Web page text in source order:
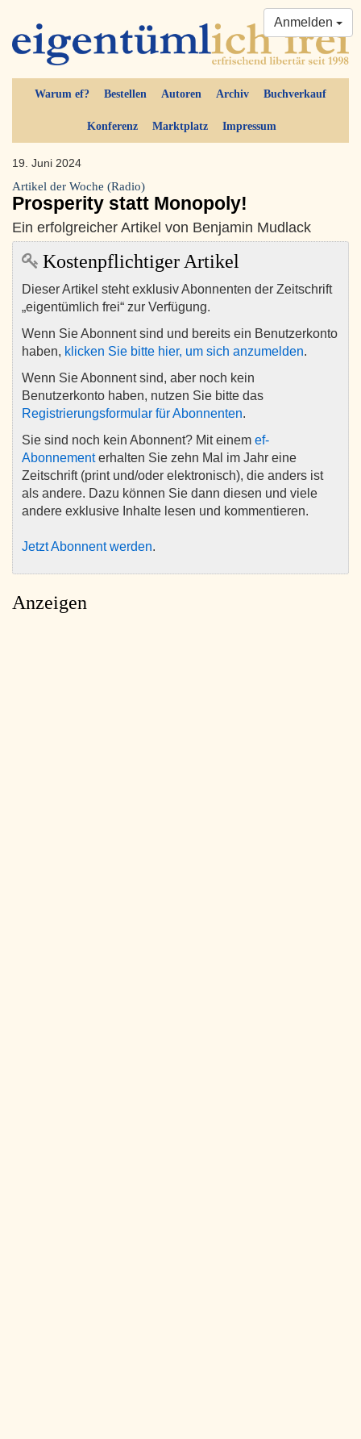
Warum ef? Bestellen Autoren Archiv Buchverkauf
Konferenz Marktplatz Impressum
Anmelden
19. Juni 2024
Artikel der Woche (Radio)
Prosperity statt Monopoly!
Ein erfolgreicher Artikel von Benjamin Mudlack
Kostenpflichtiger Artikel
Dieser Artikel steht exklusiv Abonnenten der Zeitschrift
„eigentümlich frei“ zur Verfügung.
Wenn Sie Abonnent sind und bereits ein Benutzerkonto
haben, klicken Sie bitte hier, um sich anzumelden.
Wenn Sie Abonnent sind, aber noch kein
Benutzerkonto haben, nutzen Sie bitte das
Registrierungsformular für Abonnenten.
Sie sind noch kein Abonnent? Mit einem ef-
Abonnementerhalten Sie zehn Mal im Jahr eine
Zeitschrift (print und/oder elektronisch), die anders ist
als andere. Dazu können Sie dann diesen und viele
andere exklusive Inhalte lesen und kommentieren.
Jetzt Abonnent werden.
Anzeigen